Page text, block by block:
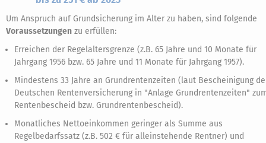
Um Anspruch auf Grundsicherung im Alter zu haben, sind folgende
Voraussetzungen zu erfüllen:
Erreichen der Regelaltersgrenze (z.B. 65 Jahre und 10 Monate für
Jahrgang 1956 bzw. 65 Jahre und 11 Monate für Jahrgang 1957).
Mindestens 33 Jahre an Grundrentenzeiten (laut Bescheinigung
Deutschen Rentenversicherung in "Anlage Grundrentenzeiten"
Rentenbescheid bzw. Grundrentenbescheid).
Monatliches Nettoeinkommen geringer als Summe aus
Regelbedarfssatz (z.B. 502 € für alleinstehende Rentner) und